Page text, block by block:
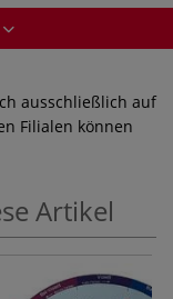
ausschließlich auf
Filialen können
Artikel